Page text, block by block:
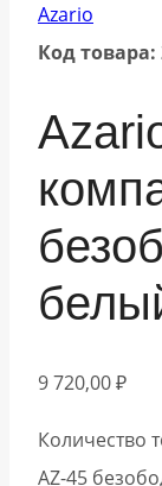
Azario
Код товара:
9 720,00₽
Количество
AZ-45